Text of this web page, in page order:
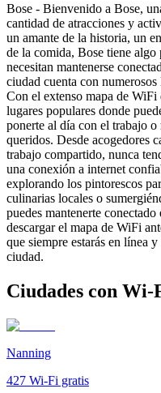
Bose - Bienvenido a Bose,
cantidad de atracciones y
un amante de la historia, un
de la comida, Bose tiene algo
necesitan mantenerse
ciudad cuenta con
Con el extenso mapa de
lugares populares donde
ponerte al día con el trabajo o
queridos. Desde acogedores
trabajo compartido, nunca
una conexión a internet
explorando los pintorescos
culinarias locales o
puedes mantenerte
descargar el mapa de WiFi
que siempre estarás en línea
ciudad.
Ciudades con
Nanning
427 Wi-Fi gratis